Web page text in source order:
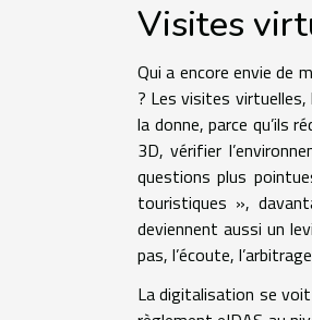
Visites
Qui a encore envie de
? Les visites virtuelles,
la donne, parce qu’ils
3D, vérifier
questions plus
touristiques »,
deviennent aussi un
pas, l’écoute,
La digitalisation se